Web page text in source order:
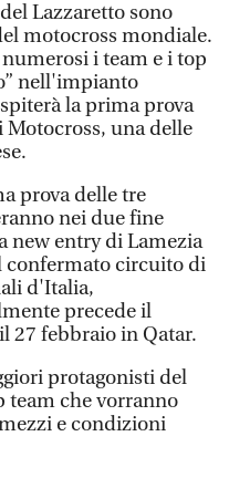
Lazzaretto sono
motocross mondiale.
i team e i top
nell'impianto
la prima prova
una delle
prova delle tre
nei due fine
new entry di Lamezia
confermato circuito di
d'Italia,
precede il
27 febbraio in Qatar.
protagonisti del
che vorranno
e condizioni